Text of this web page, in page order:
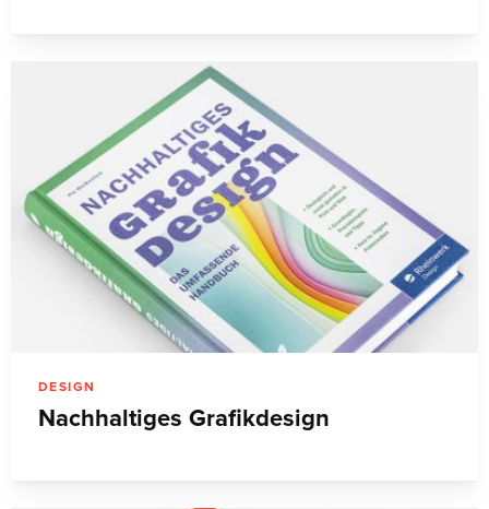
DESIGN
Nachhaltiges Grafikdesign